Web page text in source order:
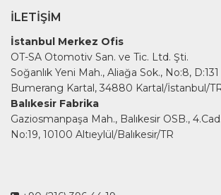
İLETIŞIM
İstanbul Merkez Ofis
OT-SA Otomotiv San. ve Tic. Ltd. Şti.
Soğanlık Yeni Mah., Aliağa Sok., No:8, D:131
Bumerang Kartal, 34880 Kartal/İstanbul/
Balıkesir Fabrika
Gaziosmanpaşa Mah., Balıkesir OSB., 4.Cad.
No:19, 10100 Altıeylül/Balıkesir/TR